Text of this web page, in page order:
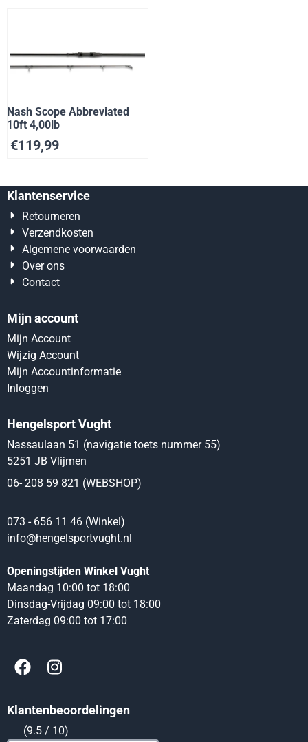
Nash Scope Abbreviated
10ft 4,00lb
€119,99
Klantenservice
Retourneren
Verzendkosten
Algemene voorwaarden
Over ons
Contact
Mijn account
Mijn Account
Wijzig Account
Mijn Accountinformatie
Inloggen
Hengelsport Vught
Nassaulaan 51 (navigatie toets nummer 55)
5251 JB Vlijmen
06- 208 59 821 (WEBSHOP)
073 - 656 11 46 (Winkel)
info@hengelsportvught.nl
Openingstijden Winkel Vught
Maandag 10:00 tot 18:00
Dinsdag-Vrijdag 09:00 tot 18:00
Zaterdag 09:00 tot 17:00
Klantenbeoordelingen
(9.5 / 10)